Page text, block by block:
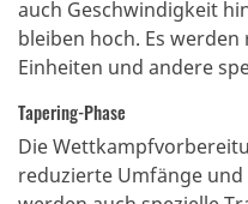
auch Geschwindigkeit
bleiben hoch. Es
Einheiten und andere
Tapering-Phase
Die
reduzierte Umfänge